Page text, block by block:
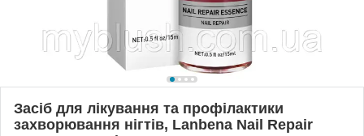
Засіб для лікування та профілактики
захворювання нігтів, Lanbena Nail Repair